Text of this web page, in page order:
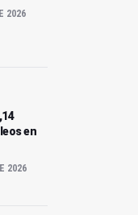
2026
en
2026